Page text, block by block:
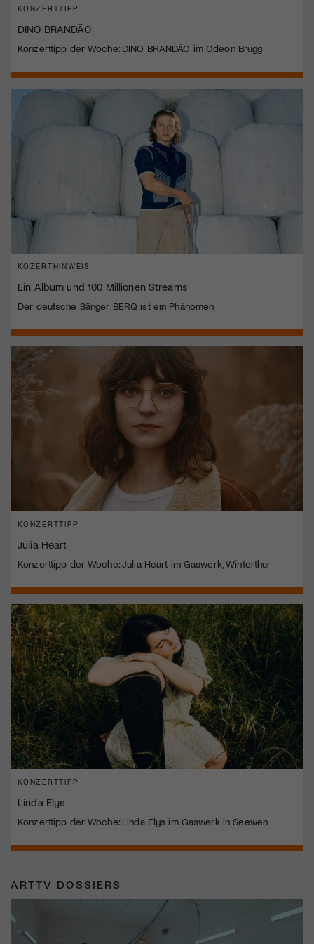
KONZERTTIPP
DINO BRANDÃO
Konzerttipp der Woche: DINO BRANDÃO im Odeon Brugg
KOZERTHINWEIS
Ein Album und 100 Millionen Streams
Der deutsche Sänger BERQ ist ein Phänomen
KONZERTTIPP
Julia Heart
Konzerttipp der Woche: Julia Heart im Gaswerk, Winterthur
KONZERTTIPP
Linda Elys
Konzerttipp der Woche: Linda Elys im Gaswerk in Seewen
ARTTV DOSSIERS